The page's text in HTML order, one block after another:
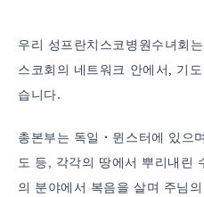
우리 성프란치스코병원수녀회
스코회의 네트워크 안에서, 기
습니다.
총본부는 독일・뮌스터에 있으
도 등, 각각의 땅에서 뿌리내린
의 분야에서 복음을 살며 주님